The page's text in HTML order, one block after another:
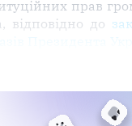
прав
відповідно до